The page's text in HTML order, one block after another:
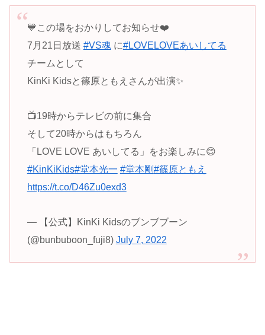
💙この場をおかりしてお知らせ❤️
7月21日放送 #VS魂に#LOVELOVEあいしてる
チームとして
KinKi Kidsと篠原ともえさんが出演✨
📺19時からテレビの前に集合
そして20時からはもちろん
「LOVE LOVE あいしてる」をお楽しみに😊
#KinKiKids#堂本光一 #堂本剛#篠原ともえ
https://t.co/D46Zu0exd3
— 【公式】KinKi Kidsのブンブブーン
(@bunbuboon_fuji8) July 7, 2022